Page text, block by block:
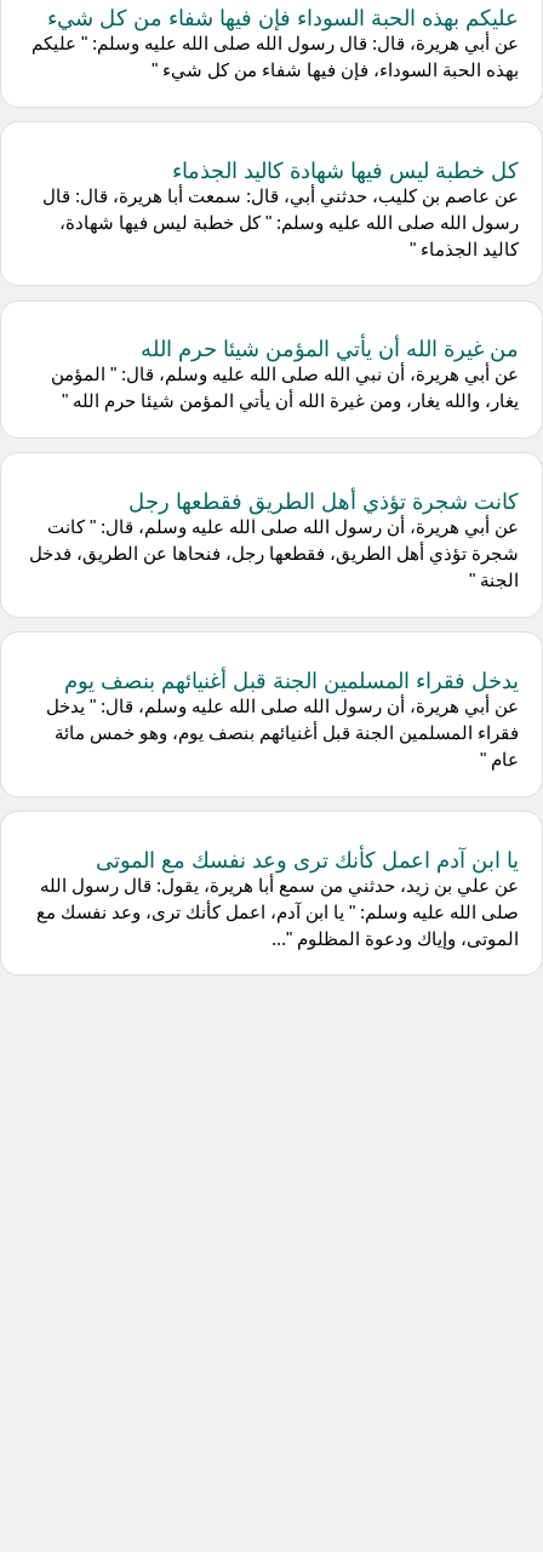
عليكم بهذه الحبة السوداء فإن فيها شفاء من كل شيء
عن أبي هريرة، قال: قال رسول الله صلى الله عليه وسلم: " عليكم
بهذه الحبة السوداء، فإن فيها شفاء من كل شيء "
كل خطبة ليس فيها شهادة كاليد الجذماء
عن عاصم بن كليب، حدثني أبي، قال: سمعت أبا هريرة، قال: قال
رسول الله صلى الله عليه وسلم: " كل خطبة ليس فيها شهادة،
كاليد الجذماء "
من غيرة الله أن يأتي المؤمن شيئا حرم الله
عن أبي هريرة، أن نبي الله صلى الله عليه وسلم، قال: " المؤمن
يغار، والله يغار، ومن غيرة الله أن يأتي المؤمن شيئا حرم الله "
كانت شجرة تؤذي أهل الطريق فقطعها رجل
عن أبي هريرة، أن رسول الله صلى الله عليه وسلم، قال: " كانت
شجرة تؤذي أهل الطريق، فقطعها رجل، فنحاها عن الطريق، فدخل
الجنة "
يدخل فقراء المسلمين الجنة قبل أغنيائهم بنصف يوم
عن أبي هريرة، أن رسول الله صلى الله عليه وسلم، قال: " يدخل
فقراء المسلمين الجنة قبل أغنيائهم بنصف يوم، وهو خمس مائة
عام "
يا ابن آدم اعمل كأنك ترى وعد نفسك مع الموتى
عن علي بن زيد، حدثني من سمع أبا هريرة، يقول: قال رسول الله
صلى الله عليه وسلم: " يا ابن آدم، اعمل كأنك ترى، وعد نفسك مع
الموتى، وإياك ودعوة المظلوم "...